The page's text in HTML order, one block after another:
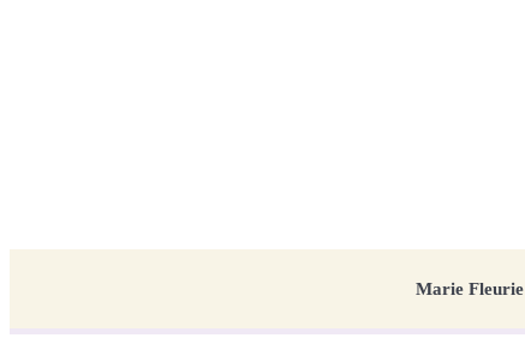
Marie Fleurie